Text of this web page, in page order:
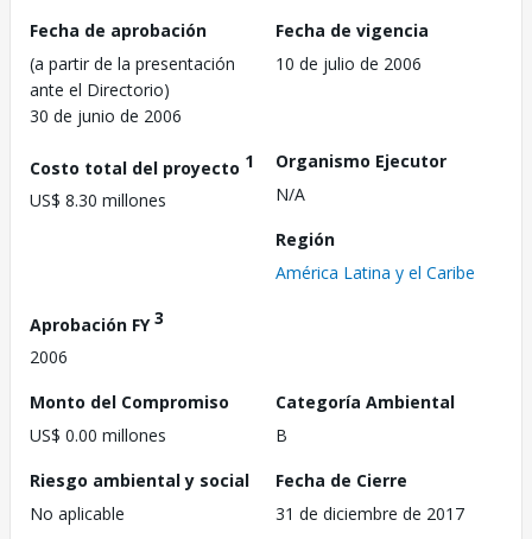
Fecha de aprobación
(a partir de la presentación
ante el Directorio)
30 de junio de 2006
Fecha de vigencia
10 de julio de 2006
Costo total del proyecto 1
US$ 8.30 millones
Organismo Ejecutor
N/A
Región
América Latina y el Caribe
Aprobación FY3
2006
Monto del Compromiso
US$ 0.00 millones
Categoría Ambiental
B
Riesgo ambiental y social
No aplicable
Fecha de Cierre
31 de diciembre de 2017